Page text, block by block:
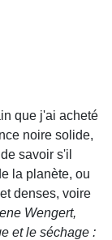
que j'ai acheté
noire solide,
savoir s'il
la planète, ou
denses, voire
Wengert,
et le séchage :